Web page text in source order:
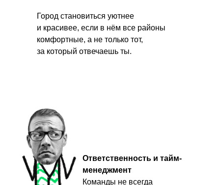
Город становиться уютнее
и красивее, если в нём все районы
комфортные, а не только тот,
за который отвечаешь ты.
Ответственность и тайм-
менеджмент
Команды не всегда
info@catalystrussia.ru
Max
Получите моментальный ответ в
мессенджер с 8 до 22 ежедневно